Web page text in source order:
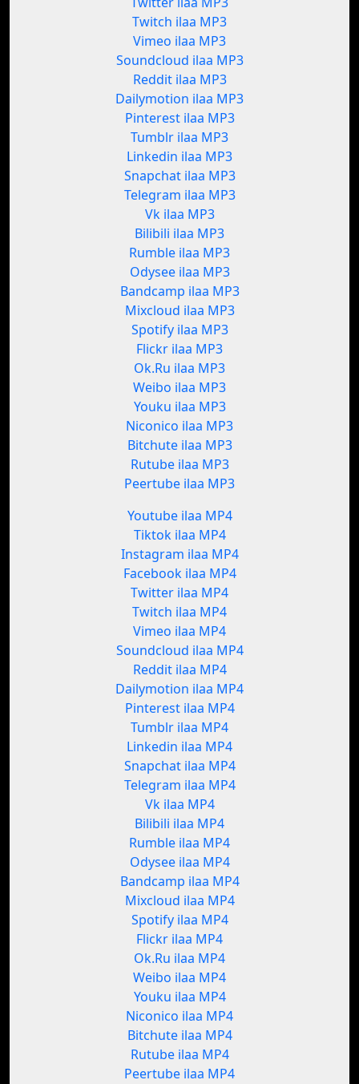
Twitch ilaa MP3
Vimeo ilaa MP3
Soundcloud ilaa MP3
Reddit ilaa MP3
Dailymotion ilaa MP3
Pinterest ilaa MP3
Tumblr ilaa MP3
Linkedin ilaa MP3
Snapchat ilaa MP3
Telegram ilaa MP3
Vk ilaa MP3
Bilibili ilaa MP3
Rumble ilaa MP3
Odysee ilaa MP3
Bandcamp ilaa MP3
Mixcloud ilaa MP3
Spotify ilaa MP3
Flickr ilaa MP3
Ok.Ru ilaa MP3
Weibo ilaa MP3
Youku ilaa MP3
Niconico ilaa MP3
Bitchute ilaa MP3
Rutube ilaa MP3
Peertube ilaa MP3
Youtube ilaa MP4
Tiktok ilaa MP4
Instagram ilaa MP4
Facebook ilaa MP4
Twitter ilaa MP4
Twitch ilaa MP4
Vimeo ilaa MP4
Soundcloud ilaa MP4
Reddit ilaa MP4
Dailymotion ilaa MP4
Pinterest ilaa MP4
Tumblr ilaa MP4
Linkedin ilaa MP4
Snapchat ilaa MP4
Telegram ilaa MP4
Vk ilaa MP4
Bilibili ilaa MP4
Rumble ilaa MP4
Odysee ilaa MP4
Bandcamp ilaa MP4
Mixcloud ilaa MP4
Spotify ilaa MP4
Flickr ilaa MP4
Ok.Ru ilaa MP4
Weibo ilaa MP4
Youku ilaa MP4
Niconico ilaa MP4
Bitchute ilaa MP4
Rutube ilaa MP4
Peertube ilaa MP4